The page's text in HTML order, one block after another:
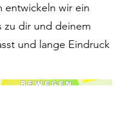
entwickeln wir ein
zu dir und deinem
und lange Eindruck